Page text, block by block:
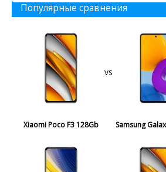
Популярные сравнения
Xiaomi Poco F3 128Gb
vs
Samsung